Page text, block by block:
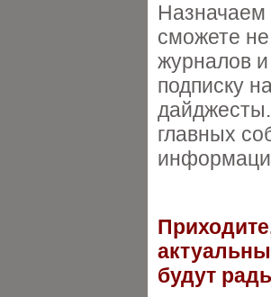
Назначаем
сможете
журналов
подписку
главных
будут